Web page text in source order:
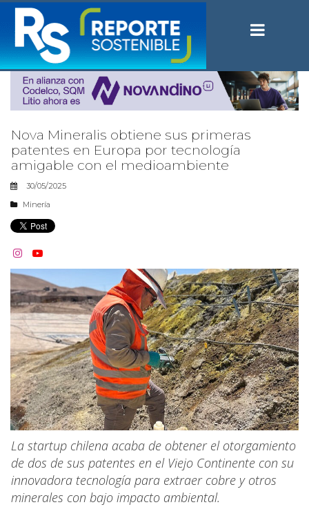
Nova Mineralis obtiene sus primeras
patentes en Europa por tecnología
amigable con el medioambiente
30/05/2025
Minería
 
La startup chilena acaba de obtener el otorgamiento
de dos de sus patentes en el Viejo Continente con su
innovadora tecnología para extraer cobre y otros
minerales con bajo impacto ambiental.